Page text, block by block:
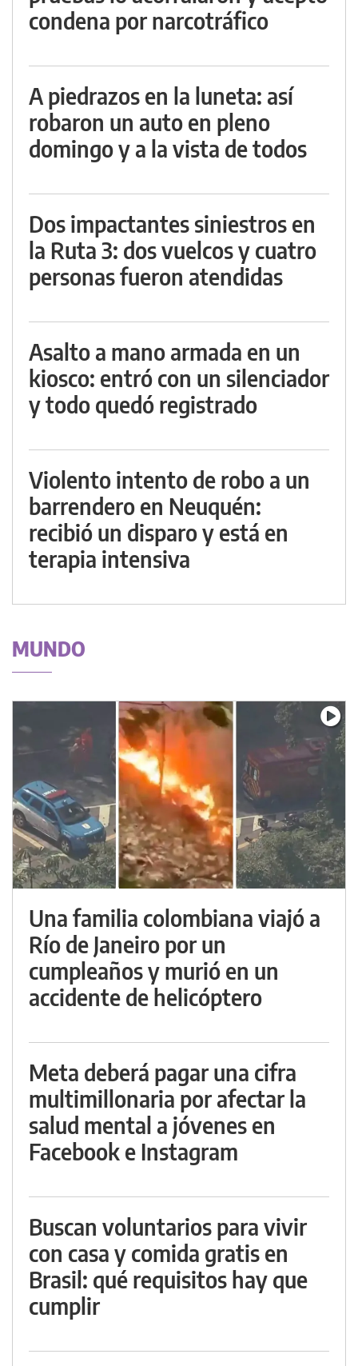
condena por narcotráfico
A piedrazos en la luneta: así
robaron un auto en pleno
domingo y a la vista de todos
Dos impactantes siniestros en
la Ruta 3: dos vuelcos y cuatro
personas fueron atendidas
Asalto a mano armada en un
kiosco: entró con un silenciador
y todo quedó registrado
Violento intento de robo a un
barrendero en Neuquén:
recibió un disparo y está en
terapia intensiva
MUNDO
Una familia colombiana viajó a
Río de Janeiro por un
cumpleaños y murió en un
accidente de helicóptero
Meta deberá pagar una cifra
multimillonaria por afectar la
salud mental a jóvenes en
Facebook e Instagram
Buscan voluntarios para vivir
con casa y comida gratis en
Brasil: qué requisitos hay que
cumplir